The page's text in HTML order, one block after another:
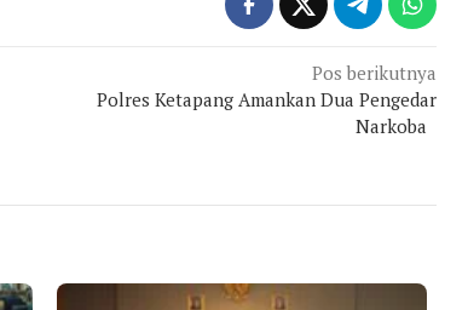
Pos berikutnya
Polres Ketapang Amankan Dua Pengedar
Narkoba